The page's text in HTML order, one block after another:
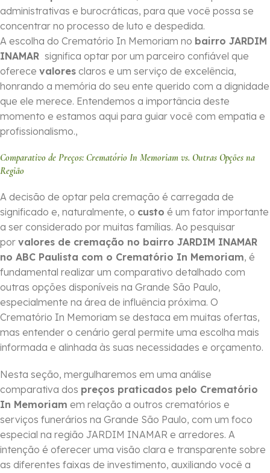
administrativas e burocráticas, para que você possa se
concentrar no processo de luto e despedida.
A escolha do Crematório In Memoriam no bairro JARDIM
INAMAR significa optar por um parceiro confiável que
oferece valores claros e um serviço de excelência,
honrando a memória do seu ente querido com a dignidade
que ele merece. Entendemos a importância deste
momento e estamos aqui para guiar você com empatia e
profissionalismo.,
Comparativo de Preços: Crematório In Memoriam vs. Outras Opções na
Região
A decisão de optar pela cremação é carregada de
significado e, naturalmente, o custo é um fator importante
a ser considerado por muitas famílias. Ao pesquisar
por valores de cremação no bairro JARDIM INAMAR
no ABC Paulista com o Crematório In Memoriam, é
fundamental realizar um comparativo detalhado com
outras opções disponíveis na Grande São Paulo,
especialmente na área de influência próxima. O
Crematório In Memoriam se destaca em muitas ofertas,
mas entender o cenário geral permite uma escolha mais
informada e alinhada às suas necessidades e orçamento.
Nesta seção, mergulharemos em uma análise
comparativa dos preços praticados pelo Crematório
In Memoriam em relação a outros crematórios e
serviços funerários na Grande São Paulo, com um foco
especial na região JARDIM INAMAR e arredores. A
intenção é oferecer uma visão clara e transparente sobre
as diferentes faixas de investimento, auxiliando você a